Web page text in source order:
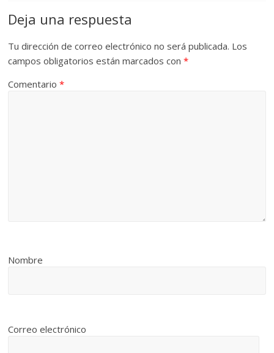
Deja una respuesta
Tu dirección de correo electrónico no será publicada. Los
campos obligatorios están marcados con*
Comentario*
Nombre
Correo electrónico